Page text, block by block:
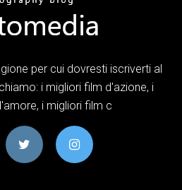
per cui dovresti iscriverti al
i migliori film d'azione, i
i migliori film c